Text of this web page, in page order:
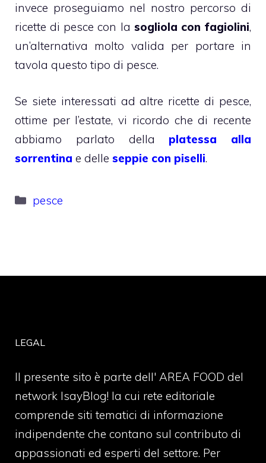
invece proseguiamo nel nostro percorso di
ricette di pesce con la sogliola con fagiolini,
un’alternativa molto valida per portare in
tavola questo tipo di pesce.
Se siete interessati ad altre ricette di pesce,
ottime per l’estate, vi ricordo che di recente
abbiamo parlato della platessa alla
sorrentina e delle seppie con piselli.
Categorie
pesce
LEGAL
Il presente sito è parte dell' AREA FOOD del
network IsayBlog! la cui rete editoriale
comprende siti tematici di informazione
indipendente che contano sul contributo di
appassionati ed esperti del settore. Per